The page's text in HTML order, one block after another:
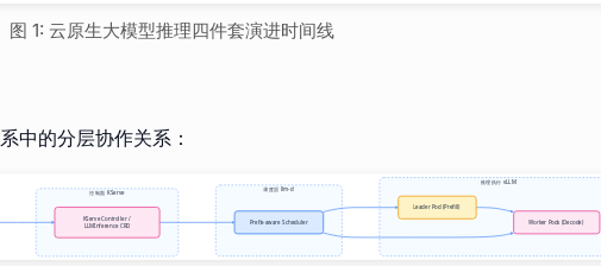
图 1: 云原生大模型推理四件套演进时间线
中的分层协作关系：